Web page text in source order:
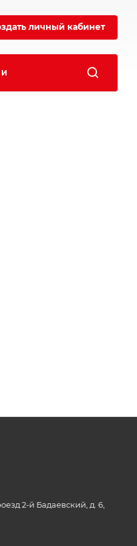
личный кабинет
2-й Бадаевский, д. 6,